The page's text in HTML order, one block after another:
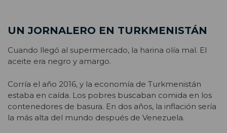
UN JORNALERO EN TURKMENISTÁN
Cuando llegó al supermercado, la harina olía mal. El
aceite era negro y amargo.
Corría el año 2016, y la economía de Turkmenistán
estaba en caída. Los pobres buscaban comida en los
contenedores de basura. En dos años, la inflación sería
la más alta del mundo después de Venezuela.